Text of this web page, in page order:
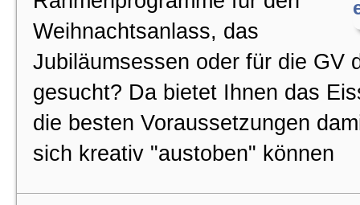
Weihnachtsanlass, das
Jubiläumsessen oder für die GV
gesucht? Da bietet Ihnen das
die besten Voraussetzungen
sich kreativ "austoben" können